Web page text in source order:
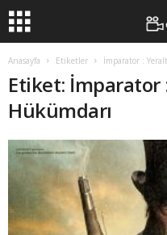
Anasayfa Etiketler İmparator :
Etiket: İmparator
Hükümdarı